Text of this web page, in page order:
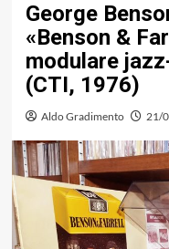
George
«Benson &
modulare
(CTI, 1976)
Aldo Gradimento 21/